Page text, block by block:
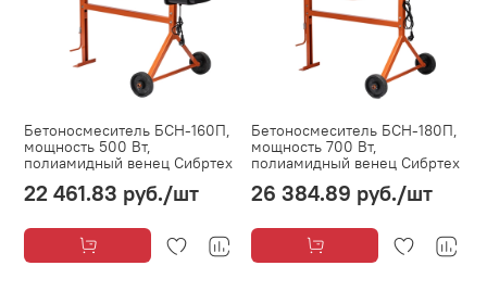
Бетоносмеситель БСН-160П,
мощность 500 Вт,
полиамидный венец Сибртех
22 461.83 руб./шт
Бетоносмеситель БСН-180П,
мощность 700 Вт,
полиамидный венец Сибртех
26 384.89 руб./шт